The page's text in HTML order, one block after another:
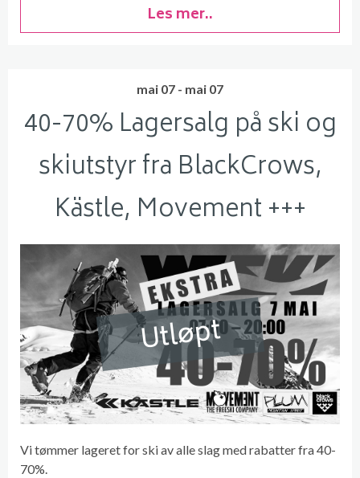
Les mer..
mai 07 - mai 07
40-70% Lagersalg på ski og
skiutstyr fra BlackCrows,
Kästle, Movement +++
Utløpt
Vi tømmer lageret for ski av alle slag med rabatter fra 40-
70%.